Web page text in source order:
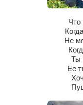
Здоровый образ
Сам себе доктор
Активный отдых
Что
Не
Ты
Ее